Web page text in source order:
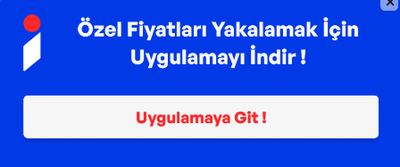
Popüler Markalar
Farmasi
Xiaomi
Lavazza
Fashcolle
Pro Plan